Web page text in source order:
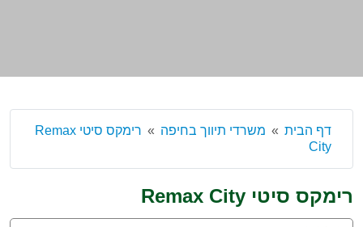
דף הבית משרדי תיווך בחיפה
רימקס סיטי Remax
City
רימקס סיטי Remax City